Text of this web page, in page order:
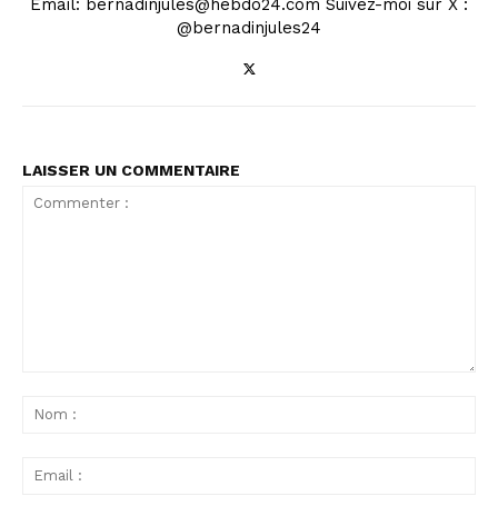
Email: bernadinjules@hebdo24.com Suivez-moi sur X :
@bernadinjules24
LAISSER UN COMMENTAIRE